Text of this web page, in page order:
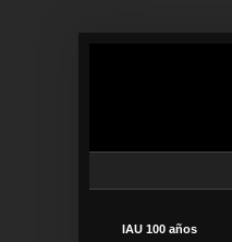
IAU 100 años